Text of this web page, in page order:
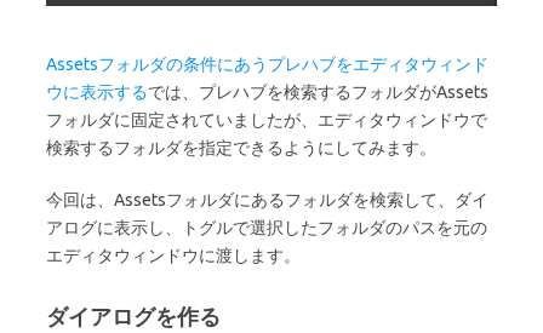
Assetsフォルダの条件にあうプレハブをエディタウィンド
ウに表示するでは、プレハブを検索するフォルダがAssets
フォルダに固定されていましたが、エディタウィンドウで
検索するフォルダを指定できるようにしてみます。
今回は、Assetsフォルダにあるフォルダを検索して、ダイ
アログに表示し、トグルで選択したフォルダのパスを元の
エディタウィンドウに渡します。
ダイアログを作る